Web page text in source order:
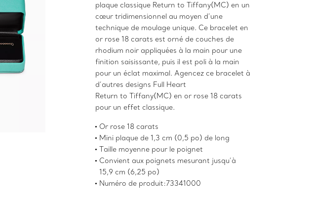
plaque classique Return to Tiffany(MC) en un
cœur tridimensionnel au moyen d’une
technique de moulage unique. Ce bracelet en
or rose 18 carats est orné de couches de
rhodium noir appliquées à la main pour une
finition saisissante, puis il est poli à la main
pour un éclat maximal. Agencez ce bracelet à
d’autres designs Full Heart
Return to Tiffany(MC) en or rose 18 carats
pour un effet classique.
Or rose 18 carats
Mini plaque de 1,3 cm (0,5 po) de long
Taille moyenne pour le poignet
Convient aux poignets mesurant jusqu’à
15,9 cm (6,25 po)
Numéro de produit:73341000